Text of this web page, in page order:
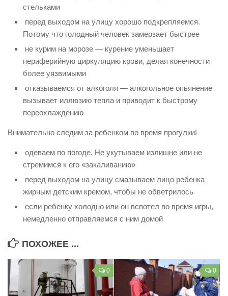
СМИ о нас
Конкурсы
Наша работа
Фотогалерея
Обращения
Вакансии
стельками
перед выходом на улицу хорошо подкрепляемся.
Потому что голодный человек замерзает быстрее
не курим на морозе — курение уменьшает
периферийную циркуляцию крови, делая конечности
более уязвимыми
отказываемся от алкоголя — алкогольное опьянение
вызывает иллюзию тепла и приводит к быстрому
переохлаждению
Внимательно следим за ребенком во время прогулки!
одеваем по погоде. Не укутываем излишне или не
стремимся к его «закаливанию»
перед выходом на улицу смазываем лицо ребенка
жирным детским кремом, чтобы не обветрилось
если ребенку холодно или он вспотел во время игры,
немедленно отправляемся с ним домой
ПОХОЖЕЕ ...
0 0